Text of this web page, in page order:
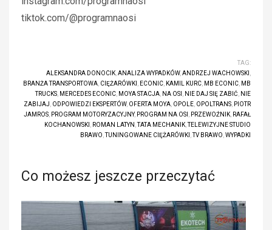
tiktok.com/@programnaosi
TAG:
ALEKSANDRA DONOCIK ANALIZA WYPADKÓW, ANDRZEJ WACHOWSKI
BRANŻA TRANSPORTOWA CIĘŻARÓWKI ECONIC KAMIL KURC MB ECONIC MB
TRUCKS MERCEDES ECONIC MOYA STACJA NA OSI NIE DAJ SIĘ ZABIĆ
NIE
ZABIJAJ ODPOWIEDZI EKSPERTÓW, OFERTA MOYA OPOLE OPOLTRANS PIOTR
JAMROS PROGRAM MOTORYZACYJNY, PROGRAM NA OSI PRZEWOŹNIK RAFAŁ
KOCHANOWSKI
ROMAN LATYN ,TATA MECHANIK ,TELEWIZYJNE STUDIO
BRAWO ,TUNINGOWANE CIĘŻARÓWKI ,TV BRAWO WYPADKI
Co możesz jeszcze przeczytać